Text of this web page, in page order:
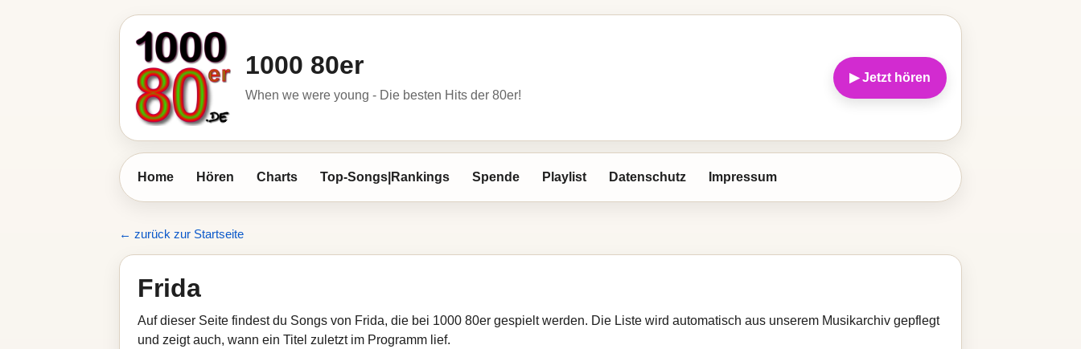
1000 80er
When we were young - Die besten Hits der 80er!
▶ Jetzt hören
Home Hören Charts Top-Songs|Rankings Spende Playlist Datenschutz Impressum
← zurück zur Startseite
Frida
Auf dieser Seite findest du Songs von Frida, die bei 1000 80er gespielt werden. Die Liste wird automatisch aus unserem Musikarchiv gepflegt
und zeigt auch, wann ein Titel zuletzt im Programm lief.